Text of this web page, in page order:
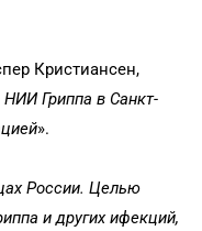
Кристианcен,
Гриппа в Санкт-
».
России. Целью
и других ифекций,